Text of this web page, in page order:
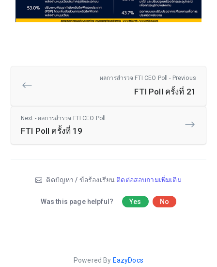
ผลการสำรวจ FTI CEO Poll - Previous
FTI Poll ครั้งที่ 21
Next - ผลการสำรวจ FTI CEO Poll
FTI Poll ครั้งที่ 19
ติดปัญหา / ข้อร้องเรียน ติดต่อสอบถามเพิ่มเติม
Was this page helpful? Yes No
Powered By EazyDocs